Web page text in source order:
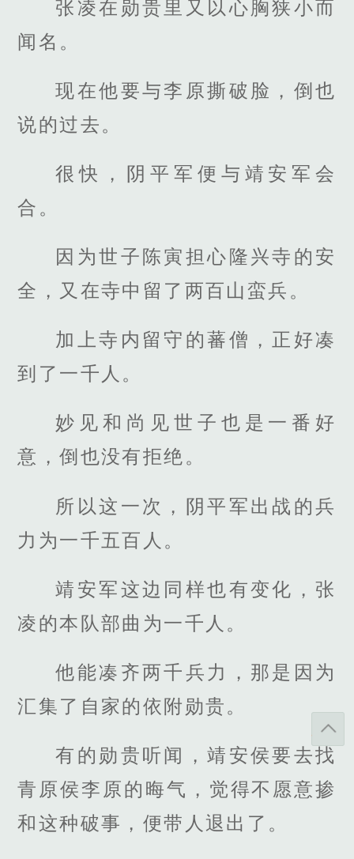
张凌在勋贵里又以心胸狭小而
闻名。
现在他要与李原撕破脸，倒也
说的过去。
很快，阴平军便与靖安军会
合。
因为世子陈寅担心隆兴寺的安
全，又在寺中留了两百山蛮兵。
加上寺内留守的蕃僧，正好凑
到了一千人。
妙见和尚见世子也是一番好
意，倒也没有拒绝。
所以这一次，阴平军出战的兵
力为一千五百人。
靖安军这边同样也有变化，张
凌的本队部曲为一千人。
他能凑齐两千兵力，那是因为
汇集了自家的依附勋贵。
有的勋贵听闻，靖安侯要去找
青原侯李原的晦气，觉得不愿意掺
和这种破事，便带人退出了。